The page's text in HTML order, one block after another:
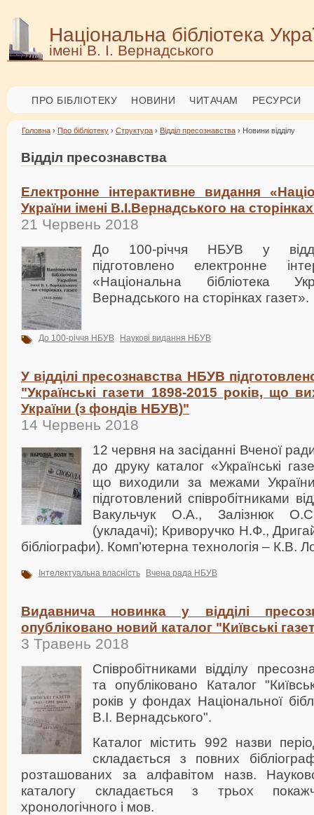
Національна бібліотека
імені В. І. Вернадського
ПРО БІБЛІОТЕКУ НОВИНИ ЧИТАЧАМ РЕСУРСИ
Головна › Про бібліотеку › Структура › Відділ пресознавства › Новини відділу
Відділ пресознавства
Електронне інтерактивне видання
України імені В.І.Вернадського на
21 Червень 2018
До 100-річчя НБУВ у
підготовлено електронне
«Національна бібліотека
Вернадського на сторінках газет».
До 100-річчя НБУВ Наукові видання НБУВ
У відділі пресознавства НБУВ
"Українські газети 1898-2015 років, що
України (з фондів НБУВ)"
14 Червень 2018
12 червня на засіданні Вченої
до друку каталог «Українські
що виходили за межами
підготовлений співробітниками
Вакульчук О.А., Залізнюк
(укладачі); Криворучко Н.Ф.,
бібліографи). Комп’ютерна технологія – К.В.
Інтелектуальна власність Вчена рада НБУВ
Видавнича новинка у відділі
опубліковано новий каталог "Київські
3 Травень 2018
Співробітниками відділу
та опубліковано Каталог
років у фондах Національної
В.І. Вернадського".
Каталог містить 992 назви
складається з повних
розташованих за алфавітом назв.
каталогу складається з трьох
хронологічного і мов.